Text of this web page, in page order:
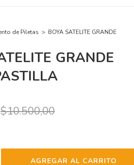
de Piletas > BOYA SATELITE GRANDE
GRANDE
$10.500,00